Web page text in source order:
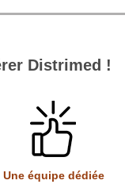
Distrimed !
Une équipe dédiée